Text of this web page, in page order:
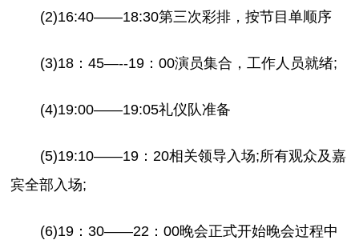
(2)16:40——18:30第三次彩排，按节目单顺序
(3)18：45—--19：00演员集合，工作人员就绪;
(4)19:00——19:05礼仪队准备
(5)19:10——19：20相关领导入场;所有观众及嘉
宾全部入场;
(6)19：30——22：00晚会正式开始晚会过程中